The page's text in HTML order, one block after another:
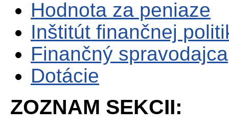
Hodnota za peniaze
Inštitút finančnej
Finančný spravodajca
Dotácie
ZOZNAM SEKCII: